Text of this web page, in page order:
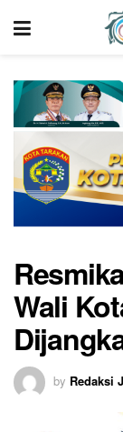
Wali
by Redaksi